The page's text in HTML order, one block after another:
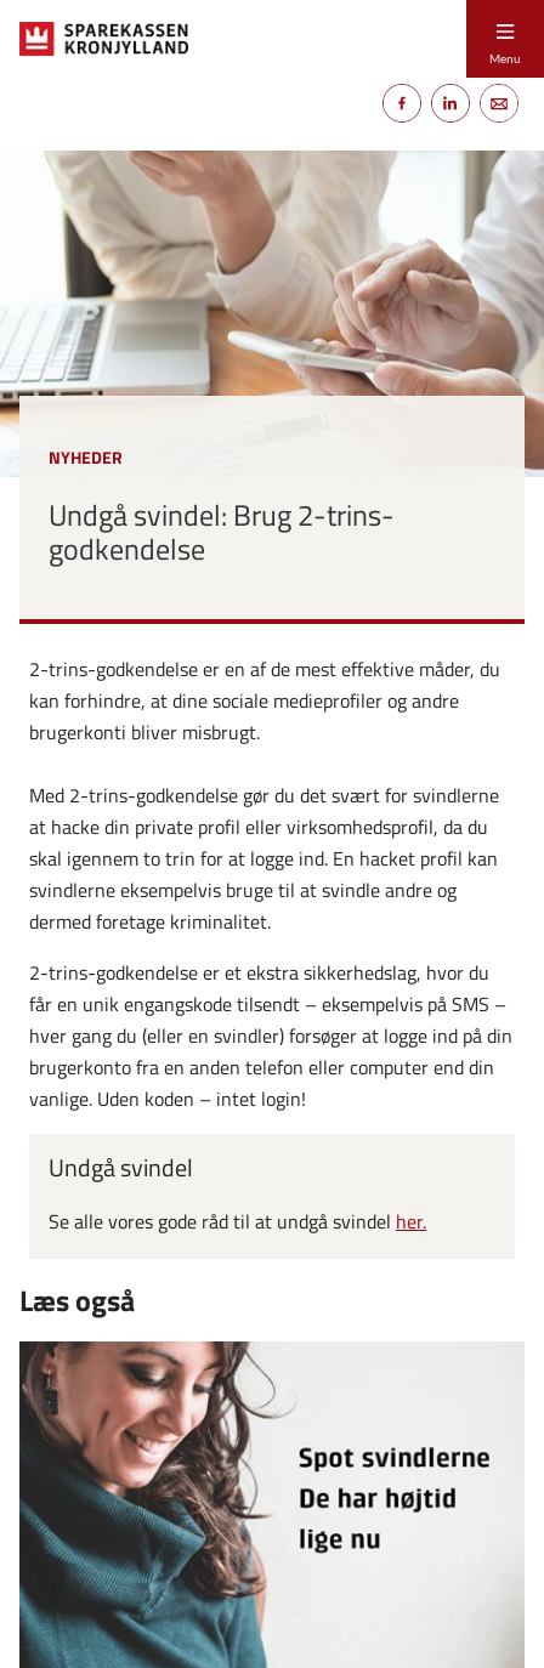
Menu
NYHEDER
Undgå svindel: Brug 2-trins-
godkendelse
2-trins-godkendelse er en af de mest effektive måder, du
kan forhindre, at dine sociale medieprofiler og andre
brugerkonti bliver misbrugt.
Med 2-trins-godkendelse gør du det svært for svindlerne
at hacke din private profil eller virksomhedsprofil, da du
skal igennem to trin for at logge ind. En hacket profil kan
svindlerne eksempelvis bruge til at svindle andre og
dermed foretage kriminalitet.
2-trins-godkendelse er et ekstra sikkerhedslag, hvor du
får en unik engangskode tilsendt – eksempelvis på SMS –
hver gang du (eller en svindler) forsøger at logge ind på din
brugerkonto fra en anden telefon eller computer end din
vanlige. Uden koden – intet login!
Undgå svindel
Se alle vores gode råd til at undgå svindel her.
Læs også